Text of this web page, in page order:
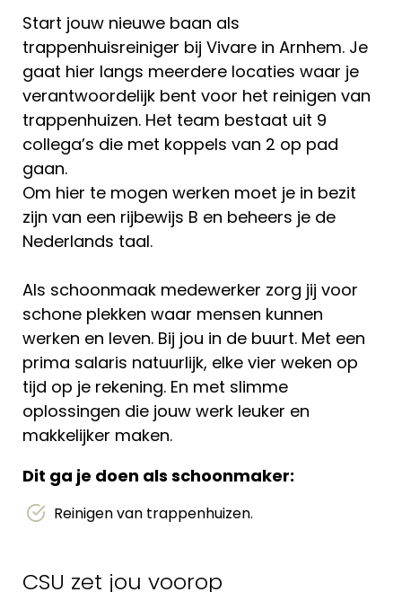
Start jouw nieuwe baan als
trappenhuisreiniger bij Vivare in Arnhem. Je
gaat hier langs meerdere locaties waar je
verantwoordelijk bent voor het reinigen van
trappenhuizen. Het team bestaat uit 9
collega’s die met koppels van 2 op pad
gaan.
Om hier te mogen werken moet je in bezit
zijn van een rijbewijs B en beheers je de
Nederlands taal.
Als schoonmaak medewerker zorg jij voor
schone plekken waar mensen kunnen
werken en leven. Bij jou in de buurt. Met een
prima salaris natuurlijk, elke vier weken op
tijd op je rekening. En met slimme
oplossingen die jouw werk leuker en
makkelijker maken.
Dit ga je doen als schoonmaker:
Reinigen van trappenhuizen.
CSU zet jou voorop